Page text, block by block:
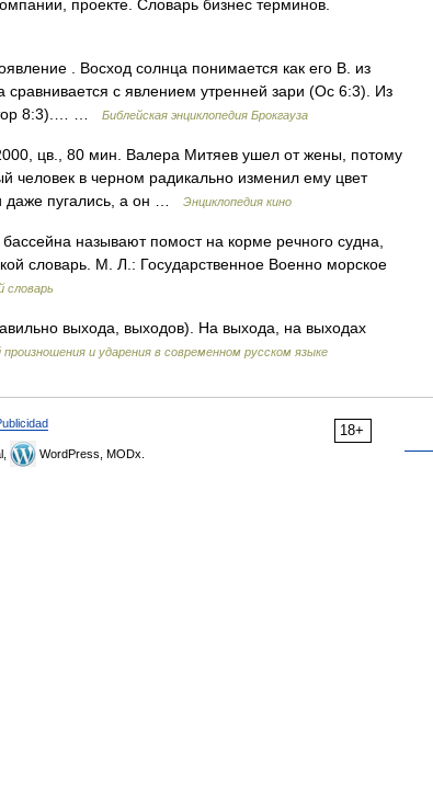
проекте. Словарь бизнес терминов.
. Восход солнца понимается как его В. из
с явлением утренней зари (Ос 6:3). Из
8:3).… …
Библейская энциклопедия Брокгауза
цв., 80 мин. Валера Митяев ушел от жены, потому
человек в черном радикально изменил ему цвет
даже пугались, а он …
Энциклопедия кино
называют помост на корме речного судна,
словарь. М. Л.: Государственное Военно морское
словарь
выхода, выходов). На выхода, на выходах
и ударения в современном русском языке
18+
WordPress, MODx.